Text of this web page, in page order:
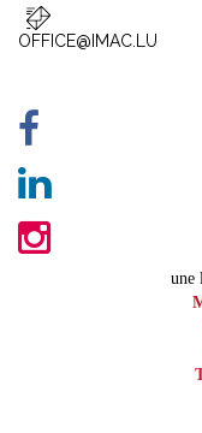
OFFICE@IMAC.LU
une